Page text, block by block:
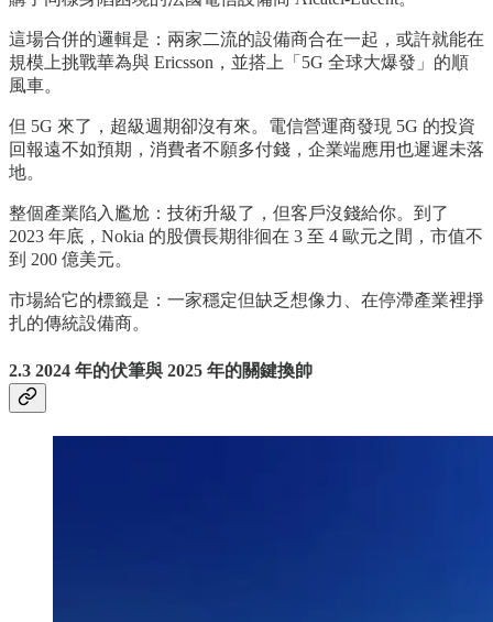
這場合併的邏輯是：兩家二流的設備商合在一起，或許就能在
規模上挑戰華為與 Ericsson，並搭上「5G 全球大爆發」的順
風車。
但 5G 來了，超級週期卻沒有來。電信營運商發現 5G 的投資
回報遠不如預期，消費者不願多付錢，企業端應用也遲遲未落
地。
整個產業陷入尷尬：技術升級了，但客戶沒錢給你。到了
2023 年底，Nokia 的股價長期徘徊在 3 至 4 歐元之間，市值不
到 200 億美元。
市場給它的標籤是：一家穩定但缺乏想像力、在停滯產業裡掙
扎的傳統設備商。
2.3 2024 年的伏筆與 2025 年的關鍵換帥